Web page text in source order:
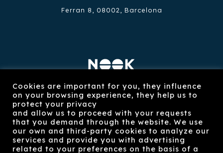
Ferran 8, 08002, Barcelona
Restaurante Nook
https://restaurantenook.com/
Plaça Reial 8, 08002, Barcelona
Cookies are important for you, they influence
on your browsing experience, they help us to
protect your privacy
and allow us to proceed with your requests
that you demand through the website. We use
our own and third-party cookies to analyze our
services and provide you with advertising
related to your preferences on the basis of a